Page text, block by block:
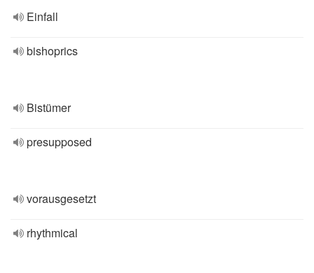
Einfall
bishoprics
Bistümer
presupposed
vorausgesetzt
rhythmical